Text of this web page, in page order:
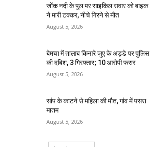
जोंक नदी के पुल पर साइकिल सवार को बाइक
ने मारी टक्कर, नीचे गिरने से मौत
August 5, 2026
बेमचा में तालाब किनारे जुए के अड्डे पर पुलिस
की दबिश, 3 गिरफ्तार; 10 आरोपी फरार
August 5, 2026
सांप के काटने से महिला की मौत, गांव में पसरा
मातम
August 5, 2026